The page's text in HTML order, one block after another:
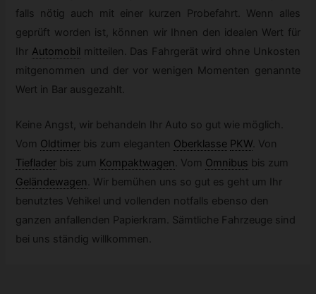
falls nötig auch mit einer kurzen Probefahrt. Wenn alles
geprüft worden ist, können wir Ihnen den idealen Wert für
Ihr Automobil mitteilen. Das Fahrgerät wird ohne Unkosten
mitgenommen und der vor wenigen Momenten genannte
Wert in Bar ausgezahlt.
Keine Angst, wir behandeln Ihr Auto so gut wie möglich.
Vom Oldtimer bis zum eleganten Oberklasse PKW. Von
Tieflader bis zum Kompaktwagen. Vom Omnibus bis zum
Geländewagen. Wir bemühen uns so gut es geht um Ihr
benutztes Vehikel und vollenden notfalls ebenso den
ganzen anfallenden Papierkram. Sämtliche Fahrzeuge sind
bei uns ständig willkommen.